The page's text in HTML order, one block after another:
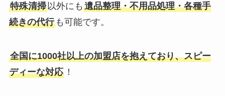
特殊清掃以外にも 遺品整理・不用品処理・各種手
続きの代行も可能です。
全国に1000社以上の加盟店を抱えており、スピー
ディーな対応！